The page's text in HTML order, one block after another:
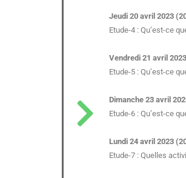
Jeudi 20 avril 2023
Etude-4 : Qu’est-ce
Vendredi 21 avril
Etude-5 : Qu’est-ce
Dimanche 23 avril
Etude-6 : Qu’est-ce
Lundi 24 avril 2023
Etude-7 : Quelles